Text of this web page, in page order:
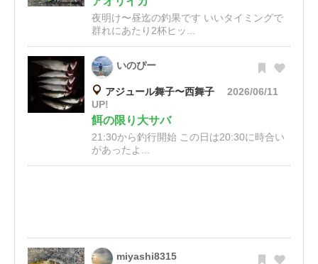
夜明け〜昼迄の釣果です いいタイミングで
群れにあたり2杯ヒッ...
いのぴー
アジュール舞子〜西舞子
2026/06/11
UP!
餌の限り大サバ
21:30から釣行開始 この日は20:30に時合い
があったよ...
miyashi8315